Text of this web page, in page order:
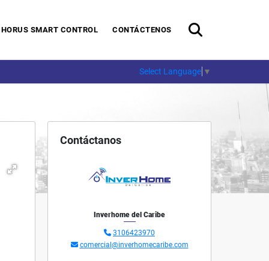
HORUS SMART CONTROL CONTÁCTENOS
Select Language ▼
Contáctanos
Inverhome del Caribe
3106423970
comercial@inverhomecaribe.com